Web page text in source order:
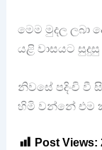
මෙම මුදල ලබා
යළි වාසයට
නිවසේ පදිංචි වී
හිමි වන්නේ එම
Post Views: